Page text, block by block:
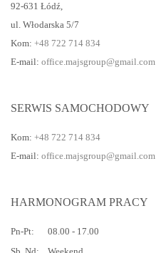
92-631 Łódź,
ul. Włodarska 5/7
Kom: +48 722 714 834
E-mail: office.majsgroup@gmail.com
SERWIS SAMOCHODOWY
Kom: +48 722 714 834
E-mail: office.majsgroup@gmail.com
HARMONOGRAM PRACY
Pn-Pt:
08.00 - 17.00